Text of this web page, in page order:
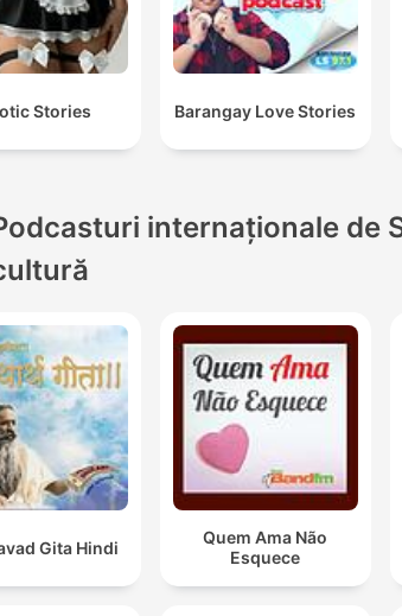
Stories Barangay Love Stories
internaționale de
Gita Hindi
Quem Ama Não
Esquece